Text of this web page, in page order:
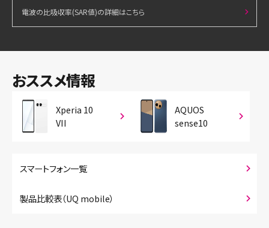
電波の比吸収率(SAR値)の詳細はこちら
おススメ情報
Xperia 10
VII
AQUOS
sense10
スマートフォン一覧
製品比較表（UQ mobile）